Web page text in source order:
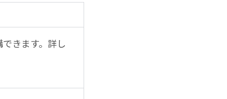
きます。詳し